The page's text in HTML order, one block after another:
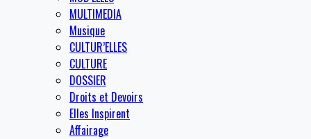
MULTIMEDIA
Musique
CULTUR’ELLES
CULTURE
DOSSIER
Droits et Devoirs
Elles Inspirent
Affairage